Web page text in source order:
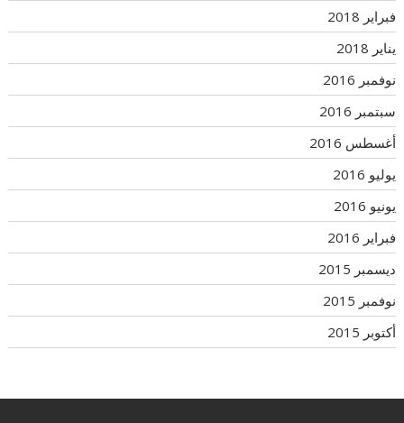
فبراير 2018
يناير 2018
نوفمبر 2016
سبتمبر 2016
أغسطس 2016
يوليو 2016
يونيو 2016
فبراير 2016
ديسمبر 2015
نوفمبر 2015
أكتوبر 2015